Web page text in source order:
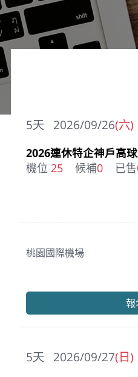
2026/09/26(六)
5天
2026連休特企神戶高
機位 25 候補0 已售
桃園國際機場
報
2026/09/27(日)
5天